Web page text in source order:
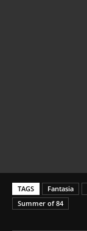
TAGS Fantasia
Summer of 84